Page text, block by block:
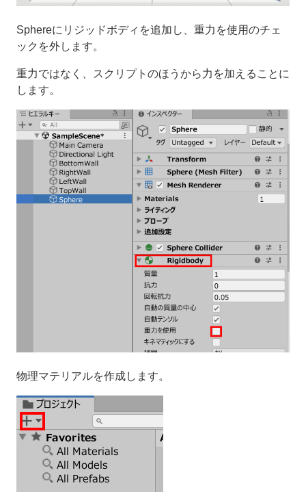
Sphereにリジッドボディを追加し、重力を使用のチェ
ックを外します。
重力ではなく、スクリプトのほうから力を加えることに
します。
物理マテリアルを作成します。